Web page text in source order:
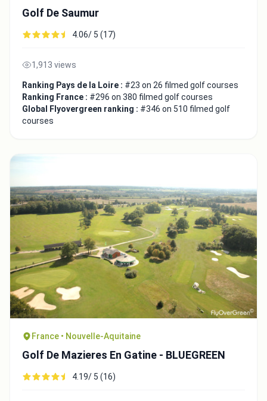
Golf De Saumur
4.06/ 5 (17)
1,913 views
Ranking Pays de la Loire : #23 on 26 filmed golf courses
Ranking France : #296 on 380 filmed golf courses
Global Flyovergreen ranking : #346 on 510 filmed golf
courses
France • Nouvelle-Aquitaine
Golf De Mazieres En Gatine - BLUEGREEN
4.19/ 5 (16)